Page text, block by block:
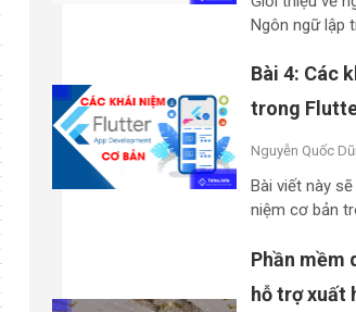
Ngôn ngữ lập
Bài 4: Các
trong
Nguyễn Quốc
Bài viết này
niệm cơ bản
Phần mềm
hỗ trợ xuất